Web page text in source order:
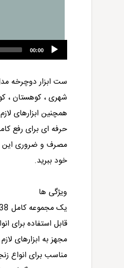
00:00
ست ابزار دوچرخه
شهری ، کوهستان ،
همچنین ابزارهای
حرفه ای برای رفع
مصرف و ضروری این
خود ببرید.
ویژگی ها
یک مجموعه کامل 38 عددی از ابزاهای مورد نیاز برای سرویس و نگهداری دوچرخه
قابل استفاده برای
مجهز به ابزارهای
مناسب برای انواع